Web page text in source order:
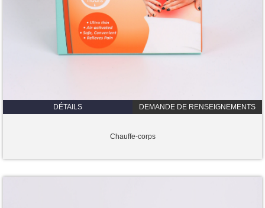
DÉTAILS DEMANDE DE RENSEIGNEMENTS
Chauffe-corps